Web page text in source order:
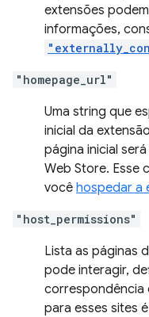
extensões
informações,
"homepage_url"
Uma string que
inicial da
página inicial
Web Store. Esse
você hospedar a
"host_permissions"
Lista as páginas
pode interagir,
correspondência
para esses sites